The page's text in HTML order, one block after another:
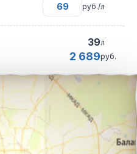
руб./л
39л
2 689руб.
маршрута из города